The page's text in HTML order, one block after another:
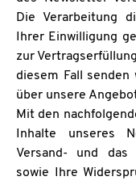
Die Verarbeitung
Ihrer Einwilligung
zur
diesem Fall
über unsere
Mit den
Inhalte unseres
Versand- und das
sowie Ihre